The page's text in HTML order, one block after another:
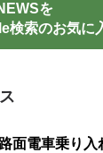
を
検索のお気に
路面電車乗り入